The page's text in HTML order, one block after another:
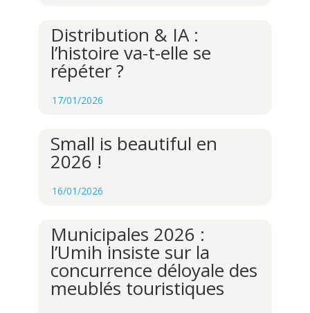
Distribution & IA :
l’histoire va-t-elle se
répéter ?
17/01/2026
Small is beautiful en
2026 !
16/01/2026
Municipales 2026 :
l’Umih insiste sur la
concurrence déloyale des
meublés touristiques